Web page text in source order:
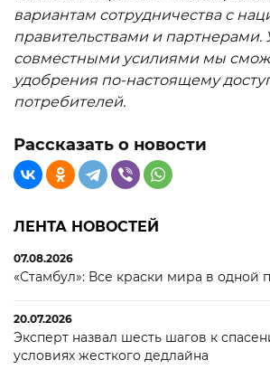
вариантам сотрудничества с
правительствами и партнерами.
совместными усилиями мы
удобрения по-настоящему
потребителей.
Рассказать о новости
ЛЕНТА НОВОСТЕЙ
07.08.2026
«Стамбул»: Все краски мира в одной
20.07.2026
Эксперт назвал шесть шагов к
условиях жесткого дедлайна